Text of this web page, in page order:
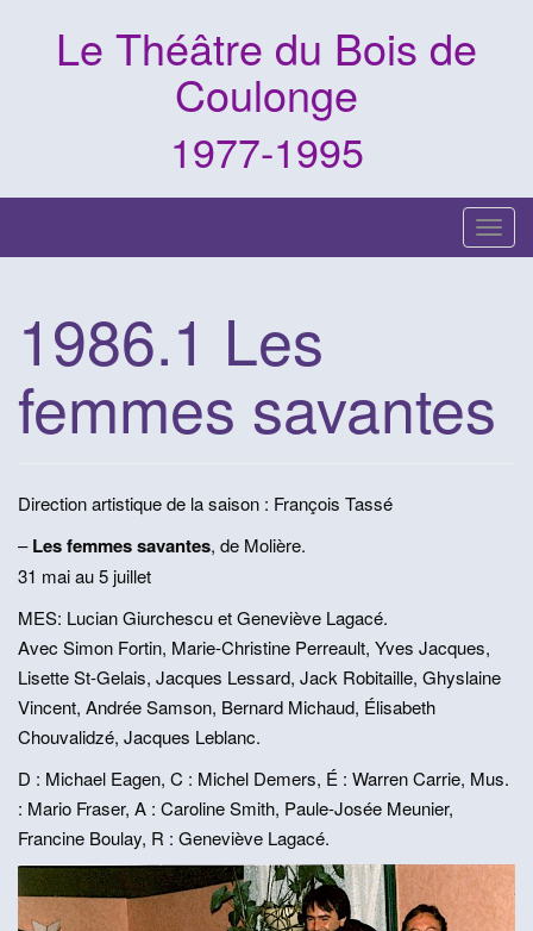
Le Théâtre du Bois de
Coulonge
1977-1995
1986.1 Les
femmes savantes
Direction artistique de la saison : François Tassé
–Les femmes savantes, de Molière.
31 mai au 5 juillet
MES: Lucian Giurchescu et Geneviève Lagacé.
Avec Simon Fortin, Marie-Christine Perreault, Yves Jacques,
Lisette St-Gelais, Jacques Lessard, Jack Robitaille, Ghyslaine
Vincent, Andrée Samson, Bernard Michaud, Élisabeth
Chouvalidzé, Jacques Leblanc.
D : Michael Eagen, C : Michel Demers, É : Warren Carrie, Mus.
: Mario Fraser, A : Caroline Smith, Paule-Josée Meunier,
Francine Boulay, R : Geneviève Lagacé.